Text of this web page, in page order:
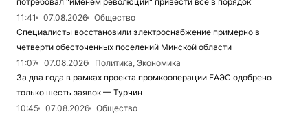
11:41
07.08.2026
Общество
Специалисты восстановили электроснабжение примерно в
четверти обесточенных поселений Минской области
11:07
07.08.2026
Политика, Экономика
За два года в рамках проекта промкооперации ЕАЭС одобрено
только шесть заявок — Турчин
10:45
07.08.2026
Общество